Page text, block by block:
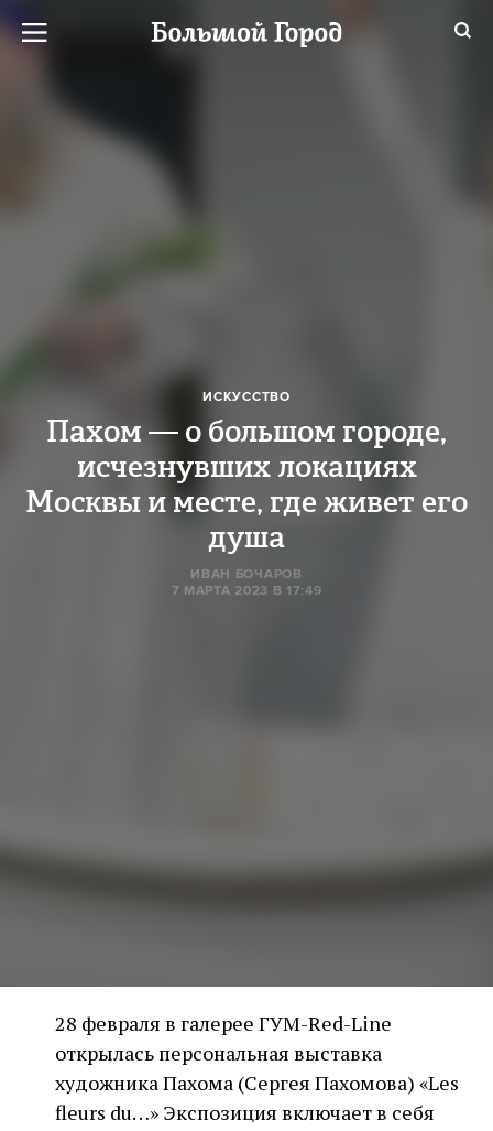
ИСКУССТВО
Пахом — о большом городе,
исчезнувших локациях
Москвы и месте, где живет его
душа
ИВАН БОЧАРОВ
7 МАРТА 2023 В 17:49
28 февраля в галерее ГУМ-Red-Line
открылась персональная выставка
художника Пахома (Сергея Пахомова) «Les
fleurs du…» Экспозиция включает в себя